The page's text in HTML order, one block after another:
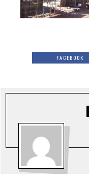
FACEBOOK